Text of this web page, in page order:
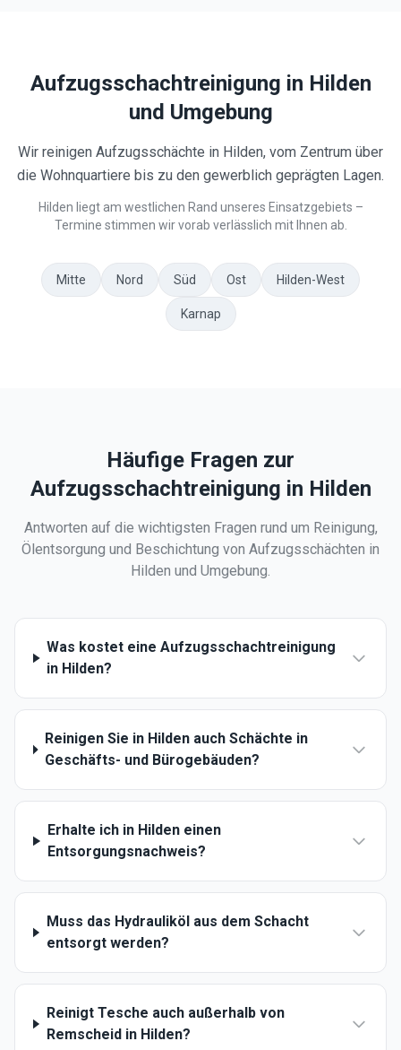
Aufzugsschachtreinigung in Hilden
und Umgebung
Wir reinigen Aufzugsschächte in Hilden, vom Zentrum über
die Wohnquartiere bis zu den gewerblich geprägten Lagen.
Hilden liegt am westlichen Rand unseres Einsatzgebiets –
Termine stimmen wir vorab verlässlich mit Ihnen ab.
Mitte Nord Süd Ost Hilden-West
Karnap
Häufige Fragen zur
Aufzugsschachtreinigung in Hilden
Antworten auf die wichtigsten Fragen rund um Reinigung,
Ölentsorgung und Beschichtung von Aufzugsschächten in
Hilden und Umgebung.
Was kostet eine Aufzugsschachtreinigung
in Hilden?
Reinigen Sie in Hilden auch Schächte in
Geschäfts- und Bürogebäuden?
Erhalte ich in Hilden einen
Entsorgungsnachweis?
Muss das Hydrauliköl aus dem Schacht
entsorgt werden?
Reinigt Tesche auch außerhalb von
Remscheid in Hilden?